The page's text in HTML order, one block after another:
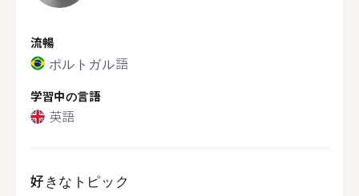
流暢
ポルトガル語
学習中の言語
英語
好きなトピック